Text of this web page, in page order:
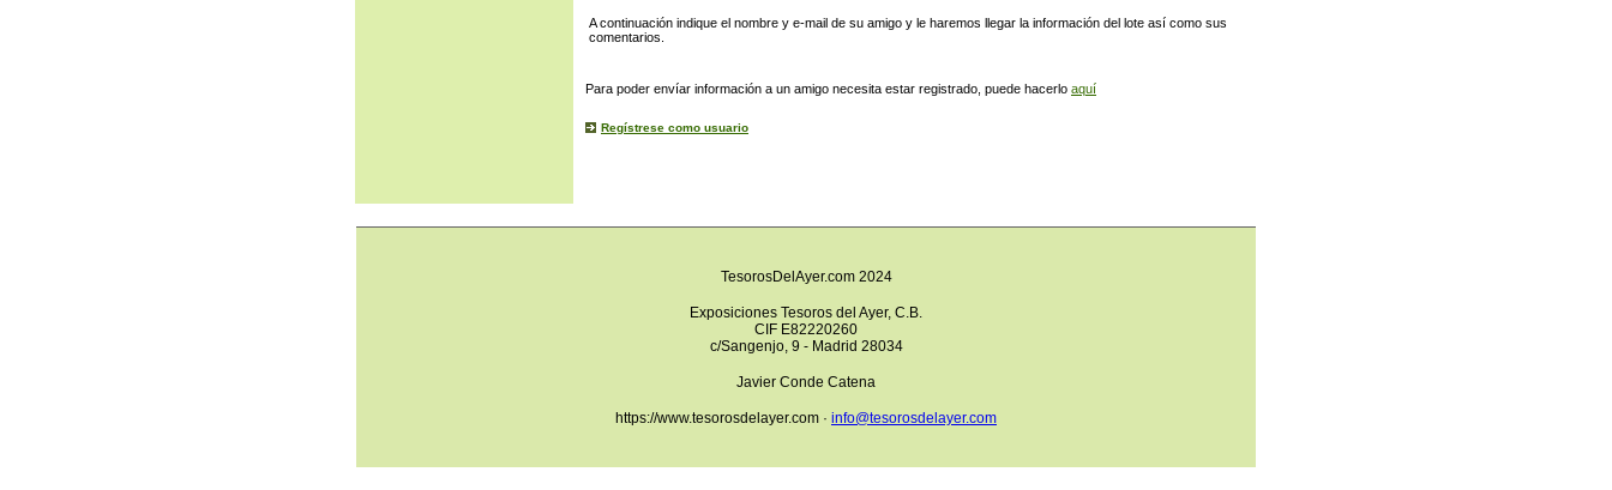
A continuación indique el nombre y e-mail de su amigo y le haremos llegar la información del lote así como sus
comentarios.
Para poder envíar información a un amigo necesita estar registrado, puede hacerlo aquí
Regístrese como usuario
TesorosDelAyer.com 2024
Exposiciones Tesoros del Ayer, C.B.
CIF E82220260
c/Sangenjo, 9 - Madrid 28034
Javier Conde Catena
https://www.tesorosdelayer.com · info@tesorosdelayer.com